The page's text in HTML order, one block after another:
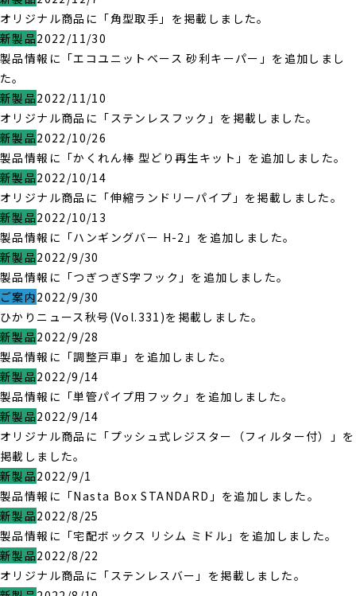
オリジナル商品に「角型取手」を掲載しました。
新製品2022/11/30
製品情報に「エコユニットベース 砂利キーパー」を追加しまし
た。
新製品2022/11/10
オリジナル商品に「ステンレスフック」を掲載しました。
新製品2022/10/26
製品情報に「かくれん棒 型どり再生キット」を追加しました。
新製品2022/10/14
オリジナル商品に「伸縮ランドリーパイプ」を掲載しました。
新製品2022/10/13
製品情報に「ハンギングバー H-2」を追加しました。
新製品2022/9/30
製品情報に「つぎつぎS字フック」を追加しました。
ご案内2022/9/30
ひかりニュース秋号(Vol.331)を掲載しました。
新製品2022/9/28
製品情報に「調整戸車」を追加しました。
新製品2022/9/14
製品情報に「単管パイプ用フック」を追加しました。
新製品2022/9/14
オリジナル商品に「プッシュ式レジスター（フィルター付）」を
掲載しました。
新製品2022/9/1
製品情報に「Nasta Box STANDARD」を追加しました。
新製品2022/8/25
製品情報に「宅配ボックス リシム ミドル」を追加しました。
新製品2022/8/22
オリジナル商品に「ステンレスバー」を掲載しました。